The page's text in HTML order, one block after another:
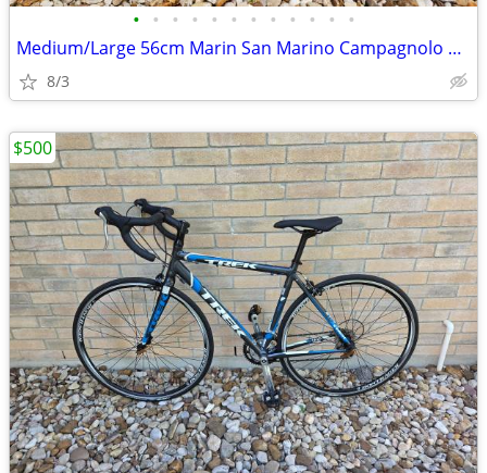
• • • • • • • • • • • •
Medium/Large 56cm Marin San Marino Campagnolo Centaur Endurance/Road
8/3
$500